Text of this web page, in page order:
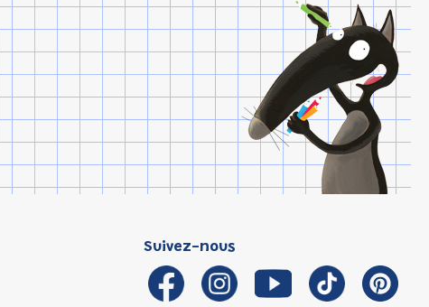
Suivez-nous